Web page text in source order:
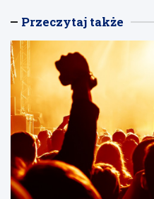
Przeczytaj także